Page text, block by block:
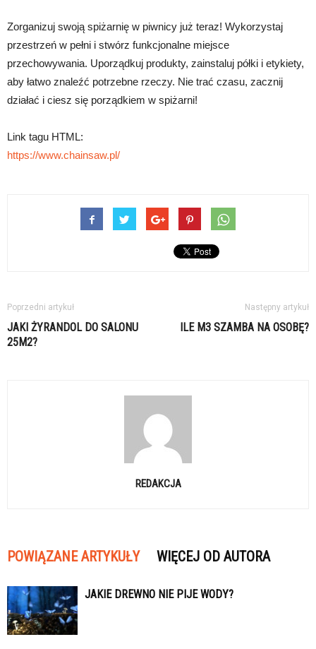
Zorganizuj swoją spiżarnię w piwnicy już teraz! Wykorzystaj
przestrzeń w pełni i stwórz funkcjonalne miejsce
przechowywania. Uporządkuj produkty, zainstaluj półki i etykiety,
aby łatwo znaleźć potrzebne rzeczy. Nie trać czasu, zacznij
działać i ciesz się porządkiem w spiżarni!
Link tagu HTML:
https://www.chainsaw.pl/
Poprzedni artykuł
JAKI ŻYRANDOL DO SALONU
25M2?
Następny artykuł
ILE M3 SZAMBA NA OSOBĘ?
REDAKCJA
POWIĄZANE ARTYKUŁY WIĘCEJ OD AUTORA
JAKIE DREWNO NIE PIJE WODY?